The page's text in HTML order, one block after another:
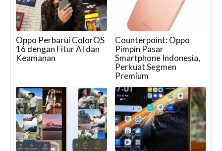
Oppo Perbarui ColorOS
16 dengan Fitur AI dan
Keamanan
Counterpoint: Oppo
Pimpin Pasar
Smartphone Indonesia,
Perkuat Segmen
Premium